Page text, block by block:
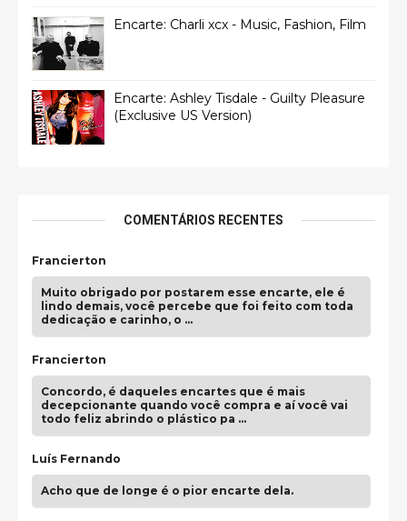
Encarte: Charli xcx - Music, Fashion, Film
Encarte: Ashley Tisdale - Guilty Pleasure
(Exclusive US Version)
COMENTÁRIOS RECENTES
Francierton
Muito obrigado por postarem esse encarte, ele é
lindo demais, você percebe que foi feito com toda
dedicação e carinho, o …
Francierton
Concordo, é daqueles encartes que é mais
decepcionante quando você compra e aí você vai
todo feliz abrindo o plástico pa …
Luís Fernando
Acho que de longe é o pior encarte dela.